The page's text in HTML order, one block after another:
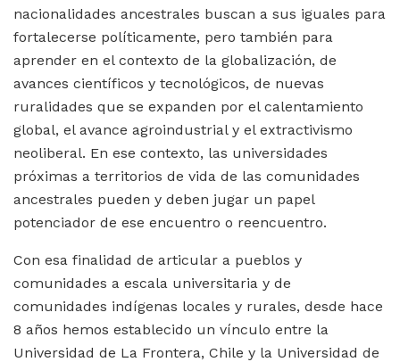
nacionalidades ancestrales buscan a sus iguales para
fortalecerse políticamente, pero también para
aprender en el contexto de la globalización, de
avances científicos y tecnológicos, de nuevas
ruralidades que se expanden por el calentamiento
global, el avance agroindustrial y el extractivismo
neoliberal. En ese contexto, las universidades
próximas a territorios de vida de las comunidades
ancestrales pueden y deben jugar un papel
potenciador de ese encuentro o reencuentro.
Con esa finalidad de articular a pueblos y
comunidades a escala universitaria y de
comunidades indígenas locales y rurales, desde hace
8 años hemos establecido un vínculo entre la
Universidad de La Frontera, Chile y la Universidad de